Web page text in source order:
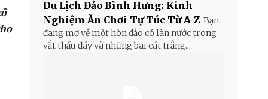
Du Lịch Đảo Bình Hưng: Kinh
Nghiệm Ăn Chơi Tự Túc Từ A-Z Bạn
đang mơ về một hòn đảo có làn nước trong
vắt thấu đáy và những bãi cát trắng...